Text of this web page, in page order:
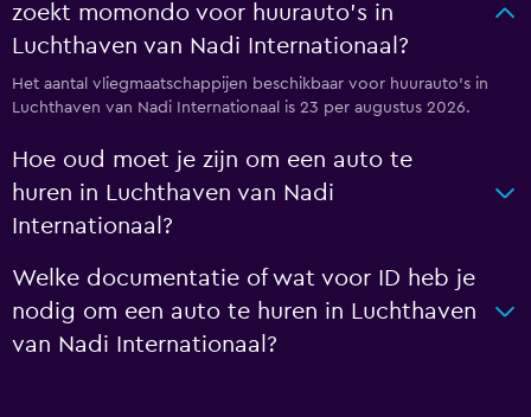
zoekt momondo voor huurauto's in
Luchthaven van Nadi Internationaal?
Het aantal vliegmaatschappijen beschikbaar voor huurauto's in
Luchthaven van Nadi Internationaal is 23 per augustus 2026.
Hoe oud moet je zijn om een auto te
huren in Luchthaven van Nadi
Internationaal?
Welke documentatie of wat voor ID heb je
nodig om een auto te huren in Luchthaven
van Nadi Internationaal?